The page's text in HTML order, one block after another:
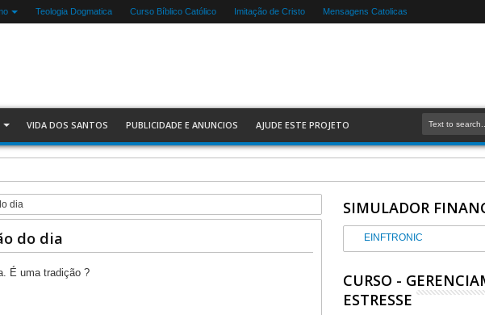
Teologia Dogmatica Curso Bíblico Católico Imitação de Cristo Mensagens Catolicas
VIDA DOS SANTOS PUBLICIDADE E ANUNCIOS AJUDE ESTE PROJETO
dia
do dia
É uma tradição ?
SIMULADOR
EINFTRONIC
CURSO -
ESTRESSE